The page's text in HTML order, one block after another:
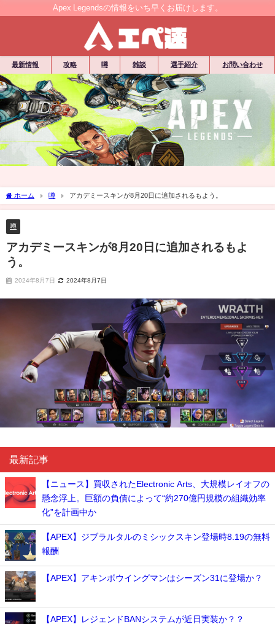
Apex Legendsの情報をいち早くお届けします。
最新情報 攻略 噂 雑談 選手紹介 お問い合わせ
ホーム 噂 アカデミースキンが8月20日に追加されるもよう。
噂
アカデミースキンが8月20日に追加されるもよ
う。
2024年8月7日 2024年8月7日
最新記事
【ニュース】買収されたElectronic Arts、大規模レイオフの
懸念浮上。巨額の負債によって“約270億円規模の組織効率
化”を計画中か
【APEX】ジブラルタルのミシックスキン登場時8.19の無料
報酬
【APEX】アキンボウイングマンはシーズン31に登場か？
【APEX】レジェンドBANシステムが近日実装か？？